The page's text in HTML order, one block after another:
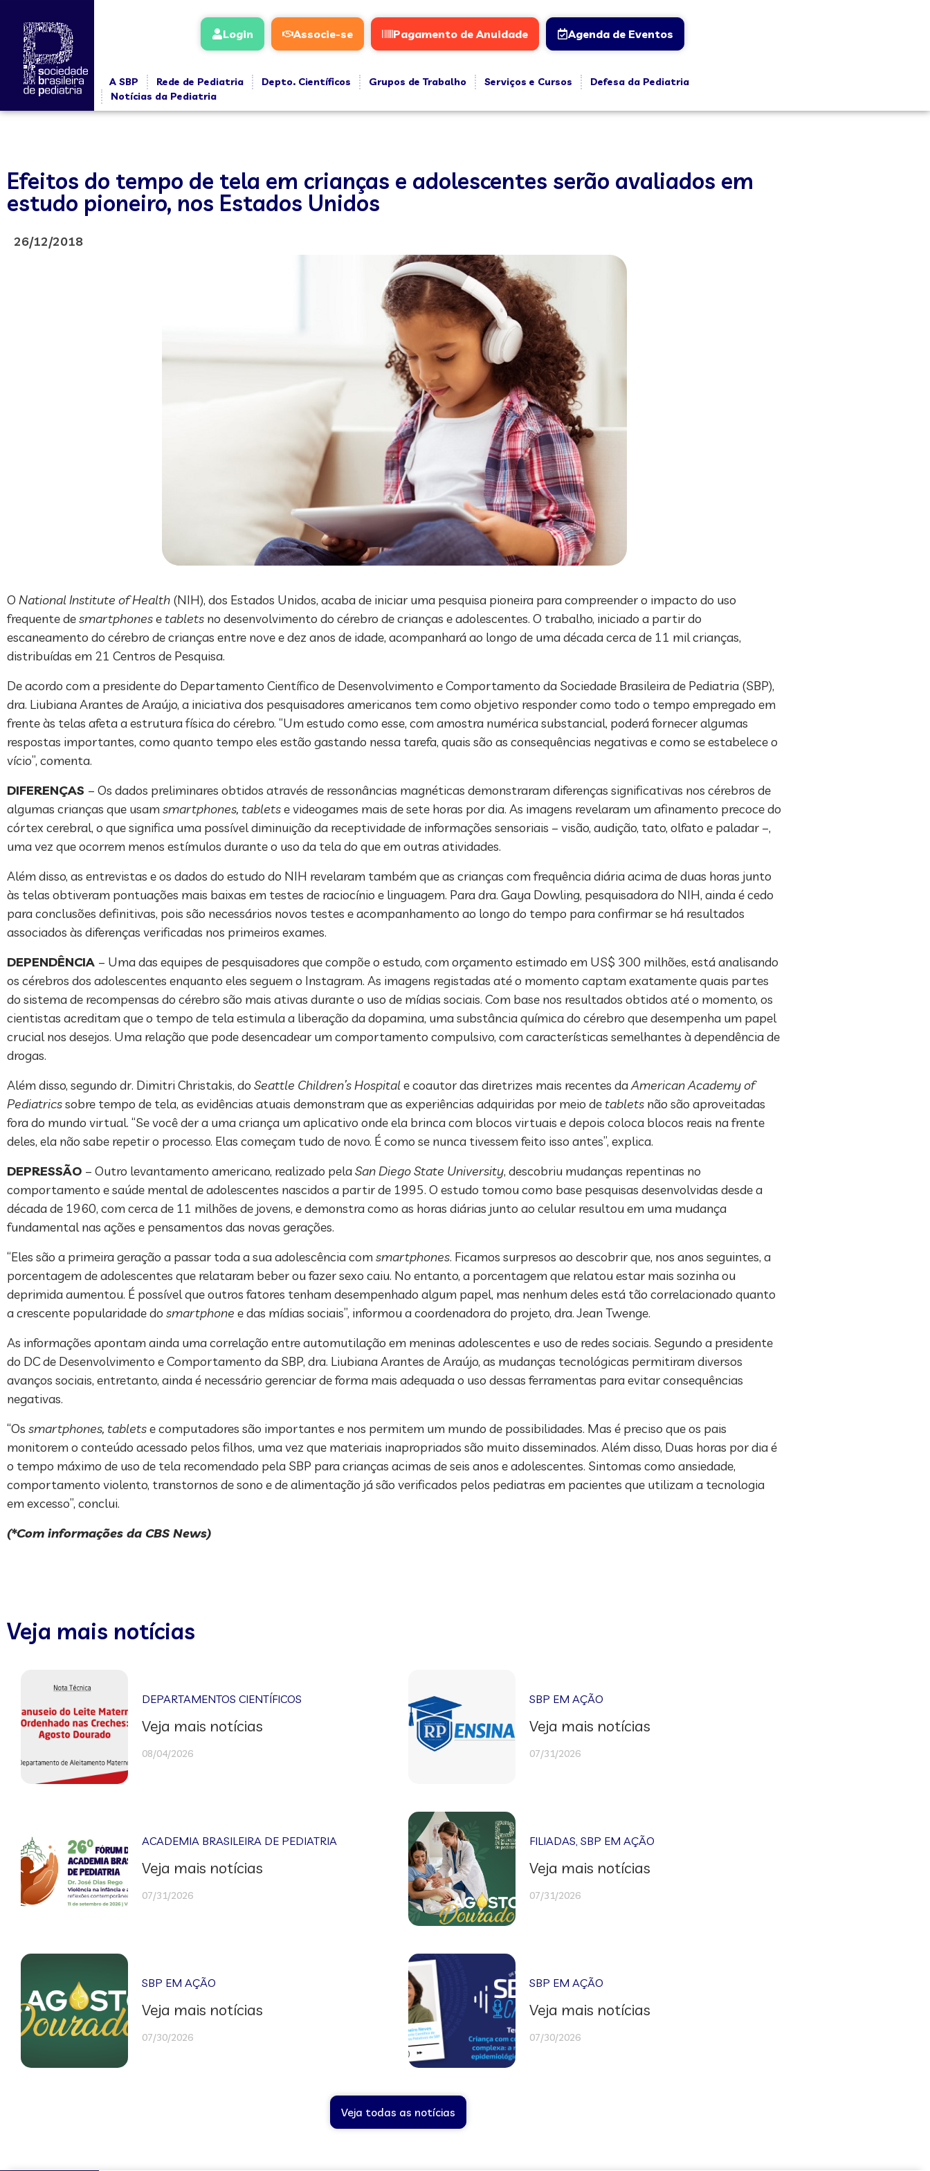
Login Associe-se Pagamento de Anuidade Agenda de Eventos
A SBP Rede de Pediatria Depto. Científicos Grupos de Trabalho Serviços e Cursos
Defesa da Pediatria
Notícias da Pediatria
Efeitos do tempo de tela em crianças e adolescentes serão avaliados em
estudo pioneiro, nos Estados Unidos
26/12/2018
O National Institute of Health (NIH), dos Estados Unidos, acaba de iniciar uma pesquisa pioneira para compreender o impacto do uso
frequente desmartphonesetablets no desenvolvimento do cérebro de crianças e adolescentes. O trabalho, iniciado a partir do
escaneamento do cérebro de crianças entre nove e dez anos de idade, acompanhará ao longo de uma década cerca de 11 mil crianças,
distribuídas em 21 Centros de Pesquisa.
De acordo com a presidente do Departamento Científico de Desenvolvimento e Comportamento da Sociedade Brasileira de Pediatria (SBP),
dra. Liubiana Arantes de Araújo, a iniciativa dos pesquisadores americanos tem como objetivo responder como todo o tempo empregado em
frente às telas afeta a estrutura física do cérebro. “Um estudo como esse, com amostra numérica substancial, poderá fornecer algumas
respostas importantes, como quanto tempo eles estão gastando nessa tarefa, quais são as consequências negativas e como se estabelece o
vício”, comenta.
DIFERENÇAS – Os dados preliminares obtidos através de ressonâncias magnéticas demonstraram diferenças significativas nos cérebros de
algumas crianças que usam smartphones, tabletse videogames mais de sete horas por dia. As imagens revelaram um afinamento precoce do
córtex cerebral, o que significa uma possível diminuição da receptividade de informações sensoriais – visão, audição, tato, olfato e paladar –,
uma vez que ocorrem menos estímulos durante o uso da tela do que em outras atividades.
Além disso, as entrevistas e os dados do estudo do NIH revelaram também que as crianças com frequência diária acima de duas horas junto
às telas obtiveram pontuações mais baixas em testes de raciocínio e linguagem. Para dra. Gaya Dowling, pesquisadora do NIH, ainda é cedo
para conclusões definitivas, pois são necessários novos testes e acompanhamento ao longo do tempo para confirmar se há resultados
associados às diferenças verificadas nos primeiros exames.
DEPENDÊNCIA – Uma das equipes de pesquisadores que compõe o estudo, com orçamento estimado em US$ 300 milhões, está analisando
os cérebros dos adolescentes enquanto eles seguem o Instagram. As imagens registadas até o momento captam exatamente quais partes
do sistema de recompensas do cérebro são mais ativas durante o uso de mídias sociais. Com base nos resultados obtidos até o momento, os
cientistas acreditam que o tempo de tela estimula a liberação da dopamina, uma substância química do cérebro que desempenha um papel
crucial nos desejos. Uma relação que pode desencadear um comportamento compulsivo, com características semelhantes à dependência de
drogas.
Além disso, segundo dr. Dimitri Christakis, do Seattle Children’s Hospitale coautor das diretrizes mais recentes daAmerican Academy of
Pediatricssobre tempo de tela, as evidências atuais demonstram que as experiências adquiridas por meio detablets não são aproveitadas
fora do mundo virtual. “Se você der a uma criança um aplicativo onde ela brinca com blocos virtuais e depois coloca blocos reais na frente
deles, ela não sabe repetir o processo. Elas começam tudo de novo. É como se nunca tivessem feito isso antes”, explica.
DEPRESSÃO – Outro levantamento americano, realizado pela San Diego State University, descobriu mudanças repentinas no
comportamento e saúde mental de adolescentes nascidos a partir de 1995. O estudo tomou como base pesquisas desenvolvidas desde a
década de 1960, com cerca de 11 milhões de jovens, e demonstra como as horas diárias junto ao celular resultou em uma mudança
fundamental nas ações e pensamentos das novas gerações.
“Eles são a primeira geração a passar toda a sua adolescência com smartphones. Ficamos surpresos ao descobrir que, nos anos seguintes, a
porcentagem de adolescentes que relataram beber ou fazer sexo caiu. No entanto, a porcentagem que relatou estar mais sozinha ou
deprimida aumentou. É possível que outros fatores tenham desempenhado algum papel, mas nenhum deles está tão correlacionado quanto
a crescente popularidade do smartphone e das mídias sociais”, informou a coordenadora do projeto, dra. Jean Twenge.
As informações apontam ainda uma correlação entre automutilação em meninas adolescentes e uso de redes sociais. Segundo a presidente
do DC de Desenvolvimento e Comportamento da SBP, dra. Liubiana Arantes de Araújo, as mudanças tecnológicas permitiram diversos
avanços sociais, entretanto, ainda é necessário gerenciar de forma mais adequada o uso dessas ferramentas para evitar consequências
negativas.
“Os smartphones, tabletse computadores são importantes e nos permitem um mundo de possibilidades. Mas é preciso que os pais
monitorem o conteúdo acessado pelos filhos, uma vez que materiais inapropriados são muito disseminados. Além disso, Duas horas por dia é
o tempo máximo de uso de tela recomendado pela SBP para crianças acimas de seis anos e adolescentes. Sintomas como ansiedade,
comportamento violento, transtornos de sono e de alimentação já são verificados pelos pediatras em pacientes que utilizam a tecnologia
em excesso”, conclui.
(*Com informações da CBS News)
Veja mais notícias
DEPARTAMENTOS CIENTÍFICOS
Veja mais notícias
08/04/2026
SBP EM AÇÃO
Veja mais notícias
07/31/2026
ACADEMIA BRASILEIRA DE PEDIATRIA
Veja mais notícias
07/31/2026
FILIADAS ,SBP EM AÇÃO
Veja mais notícias
07/31/2026
SBP EM AÇÃO
Veja mais notícias
07/30/2026
SBP EM AÇÃO
Veja mais notícias
07/30/2026
Veja todas as notícias